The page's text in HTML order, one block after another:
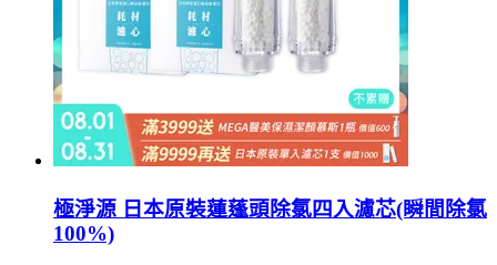
極淨源 日本原裝蓮蓬頭除氯四入濾芯(瞬間除氯
100%)